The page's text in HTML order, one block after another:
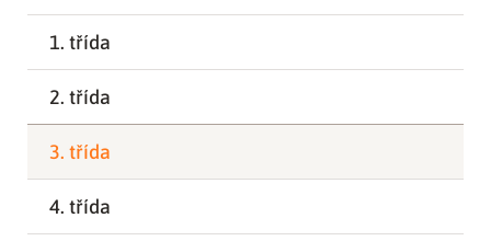
1. třída
2. třída
3. třída
4. třída